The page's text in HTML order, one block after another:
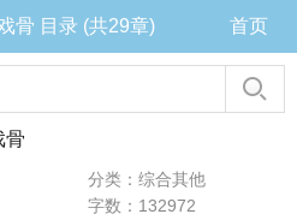
骨 目录 (共29章) 首页
骨
分类：综合其他
字数：132972